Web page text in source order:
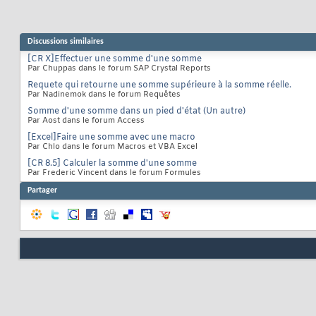
Discussions similaires
[CR X]Effectuer une somme d'une somme
Par Chuppas dans le forum SAP Crystal Reports
Requete qui retourne une somme supérieure à la somme réelle.
Par Nadinemok dans le forum Requêtes
Somme d'une somme dans un pied d'état (Un autre)
Par Aost dans le forum Access
[Excel]Faire une somme avec une macro
Par Chlo dans le forum Macros et VBA Excel
[CR 8.5] Calculer la somme d'une somme
Par Frederic Vincent dans le forum Formules
Partager